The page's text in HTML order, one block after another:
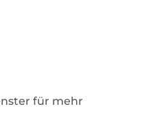
für mehr